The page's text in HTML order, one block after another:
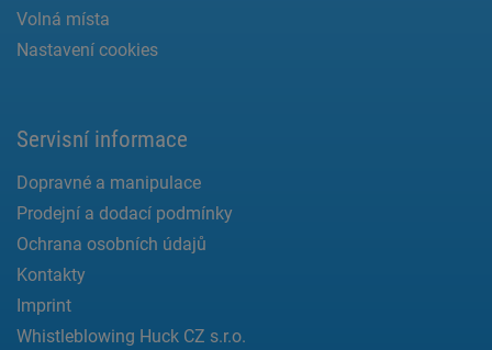
Volná místa
Nastavení cookies
Servisní informace
Dopravné a manipulace
Prodejní a dodací podmínky
Ochrana osobních údajů
Kontakty
Imprint
Whistleblowing Huck CZ s.r.o.